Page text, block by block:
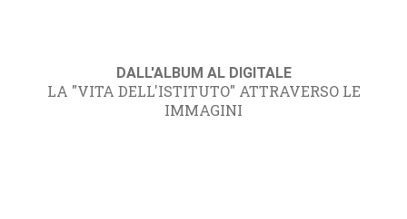
DALL'ALBUM AL DIGITALE
LA "VITA DELL'ISTITUTO" ATTRAVERSO LE
IMMAGINI